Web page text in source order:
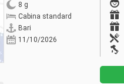
8 g
Cabina standard
Bari
11/10/2026